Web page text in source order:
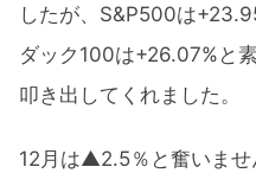
したが、S&P500は
ダック100は+26.07%と
叩き出してくれました。
12月は▲2.5％と奮いませ